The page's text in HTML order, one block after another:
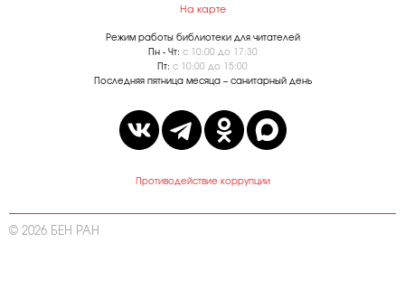
На карте
Режим работы библиотеки для читателей
Пн - Чт: с 10:00 до 17:30
Пт: с 10:00 до 15:00
Последняя пятница месяца – санитарный день
Противодействие коррупции
© 2026 БЕН РАН